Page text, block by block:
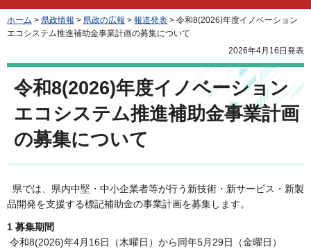
ホーム > 県政情報 > 県政の広報 > 報道発表 > 令和8(2026)年度イノベーション
エコシステム推進補助金事業計画の募集について
2026年4月16日発表
令和8(2026)年度イノベーション
エコシステム推進補助金事業計画
の募集について
県では、県内中堅・中小企業者等が行う新技術・新サービス・新製
品開発を支援する標記補助金の事業計画を募集します。
1 募集期間
令和8(2026)年4月16日（木曜日）から同年5月29日（金曜日）